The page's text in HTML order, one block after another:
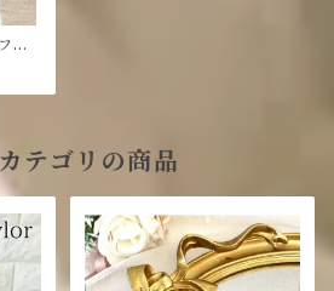
ァ
イ
テゴリの商品